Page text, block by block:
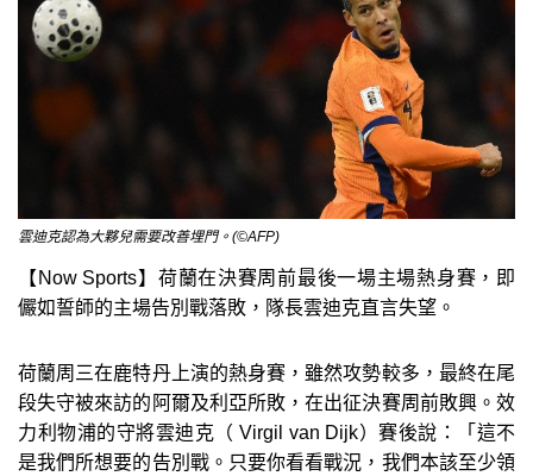
雲迪克認為大夥兒需要改善埋門。(©AFP)
【Now Sports】荷蘭在決賽周前最後一場主場熱身賽，即
儼如誓師的主場告別戰落敗，隊長雲迪克直言失望。
荷蘭周三在鹿特丹上演的熱身賽，雖然攻勢較多，最終在尾
段失守被來訪的阿爾及利亞所敗，在出征決賽周前敗興。效
力利物浦的守將雲迪克（ Virgil van Dijk）賽後說：「這不
是我們所想要的告別戰。只要你看看戰況，我們本該至少領